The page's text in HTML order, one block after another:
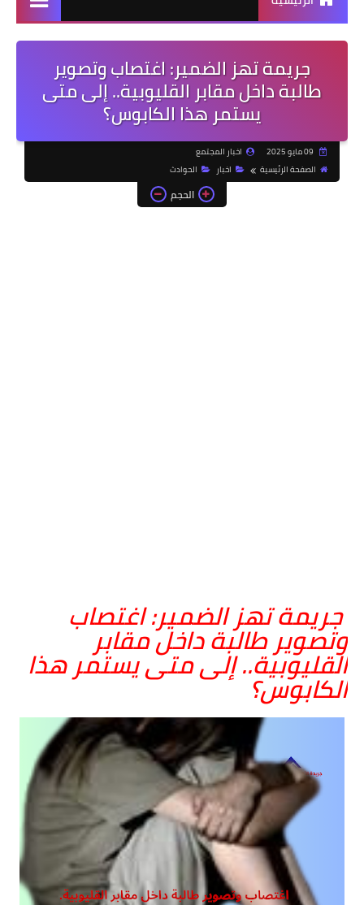
جريمة تهز الضمير: اغتصاب وتصوير
طالبة داخل مقابر القليوبية.. إلى متى
يستمر هذا الكابوس؟
اخبار المجتمع
الصفحة الرئيسية
اخبار الحوادث
الحجم
جريمة تهز الضمير: اغتصاب
وتصوير طالبة داخل مقابر
القليوبية.. إلى متى يستمر هذا
الكابوس؟